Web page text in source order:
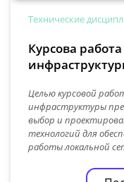
Технические
Курсова
Целью курсовой
инфраструктуры
выбор и
технологий для
работы локальной